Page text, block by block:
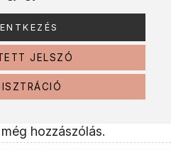
JELSZÓ
hozzászólás.